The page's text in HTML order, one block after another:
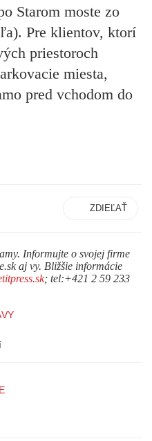
Starom moste zo
Pre klientov, ktorí
priestoroch
miesta,
pred vchodom do
ZDIEĽAŤ
Informujte o svojej firme
aj vy. Bližšie informácie
; tel:+421 2 59 233